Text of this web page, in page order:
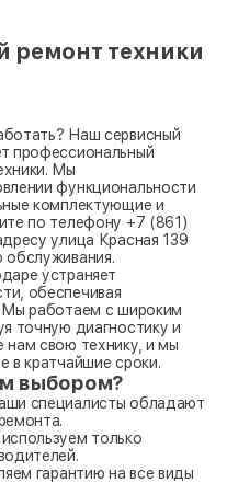
ремонт техники
Наш сервисный
профессиональный
Мы
функциональности
комплектующие и
по телефону +7 (861)
улица Красная 139
обслуживания.
устраняет
обеспечивая
Мы работаем с широким
точную диагностику и
нам свою технику, и мы
в кратчайшие сроки.
выбором?
специалисты обладают
только
гарантию на все виды